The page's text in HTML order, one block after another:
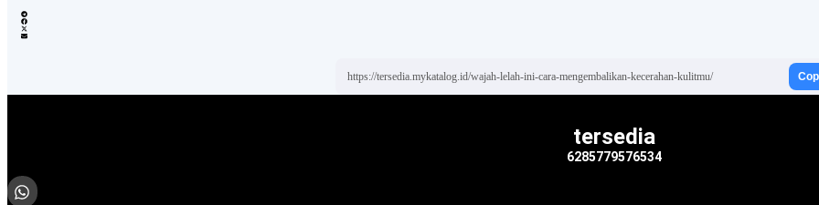
https://tersedia.mykatalog.id/wajah-lelah-ini-cara-mengembalikan-kecerahan-kulitmu/
tersedia
6285779576534